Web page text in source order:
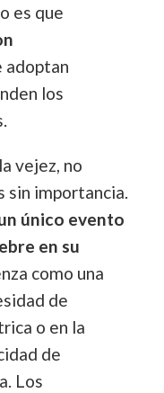
es que
adoptan
los
vejez, no
sin importancia.
único evento
en su
como una
de
o en la
de
Los